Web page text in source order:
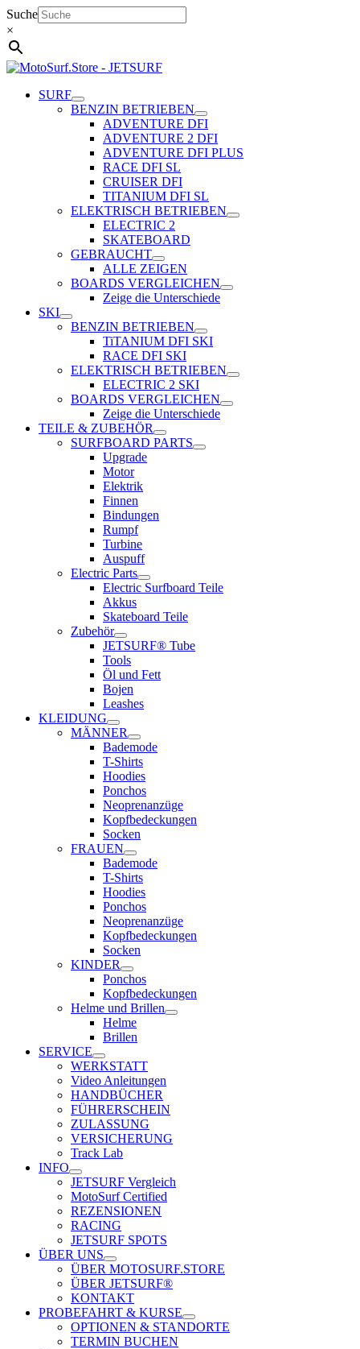
Zum
Inhalt
springen
Suche
×
SURF
BENZIN BETRIEBEN
ADVENTURE DFI
ADVENTURE 2 DFI
ADVENTURE DFI PLUS
RACE DFI SL
CRUISER DFI
TITANIUM DFI SL
ELEKTRISCH BETRIEBEN
ELECTRIC 2
SKATEBOARD
GEBRAUCHT
ALLE ZEIGEN
BOARDS VERGLEICHEN
Zeige die Unterschiede
SKI
BENZIN BETRIEBEN
TiTANIUM DFI SKI
RACE DFI SKI
ELEKTRISCH BETRIEBEN
ELECTRIC 2 SKI
BOARDS VERGLEICHEN
Zeige die Unterschiede
TEILE & ZUBEHÖR
SURFBOARD PARTS
Upgrade
Motor
Elektrik
Finnen
Bindungen
Rumpf
Turbine
Auspuff
Electric Parts
Electric Surfboard Teile
Akkus
Skateboard Teile
Zubehör
JETSURF® Tube
Tools
Öl und Fett
Bojen
Leashes
KLEIDUNG
MÄNNER
Bademode
T-Shirts
Hoodies
Ponchos
Neoprenanzüge
Kopfbedeckungen
Socken
FRAUEN
Bademode
T-Shirts
Hoodies
Ponchos
Neoprenanzüge
Kopfbedeckungen
Socken
KINDER
Ponchos
Kopfbedeckungen
Helme und Brillen
Helme
Brillen
SERVICE
WERKSTATT
Video Anleitungen
HANDBÜCHER
FÜHRERSCHEIN
ZULASSUNG
VERSICHERUNG
Track Lab
INFO
JETSURF Vergleich
MotoSurf Certified
REZENSIONEN
RACING
JETSURF SPOTS
ÜBER UNS
ÜBER MOTOSURF.STORE
ÜBER JETSURF®
KONTAKT
PROBEFAHRT & KURSE
OPTIONEN & STANDORTE
TERMIN BUCHEN